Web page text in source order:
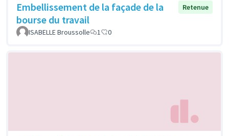
Embellissement de la façade de la
bourse du travail
Retenue
ISABELLE Broussolle 1 0